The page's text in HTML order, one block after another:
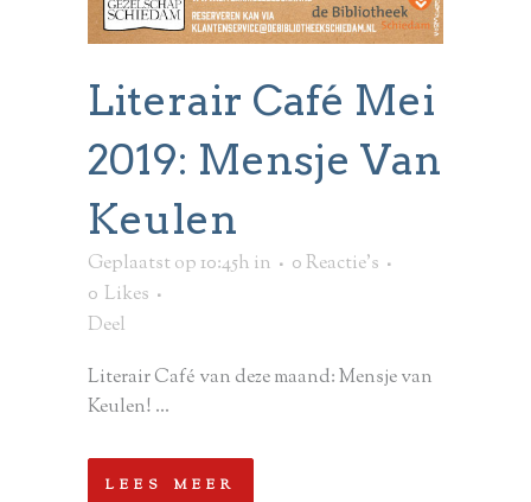
Literair Café Mei
2019: Mensje Van
Keulen
Geplaatst op 10:45h in
0 Reactie's
0 Likes
Deel
Literair Café van deze maand: Mensje van
Keulen! ...
LEES MEER